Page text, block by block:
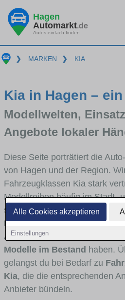
Alle Cookies akzeptieren
Einstellungen
Hagen
Automarkt.de
Autos einfach finden
❯ MARKEN ❯ KIA
Kia in Hagen –
Modellwelten,
Angebote lokaler
Diese Seite porträtiert die
von Hagen und der Region.
Fahrzeugklassen Kia stark
Modellreihen häufig im Stadt-
sehen sind und für welche
interessant ist. Viele
Autohäusern und
Modelle im Bestand haben.
gelangst du bei Bedarf zu
Kia, die die entsprechenden
Anbieter bündeln.